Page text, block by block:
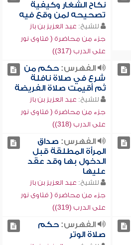
نكاح الشغار وكيفية
تصحيحه لمن وقع فيه
للشيخ: عبد العزيز بن باز
جزء من محاضرة ( فتاوى نور
على الدرب (317))
الفهرس:حكم من
شرع في صلاة نافلة
ثم أقيمت صلاة الفريضة
للشيخ: عبد العزيز بن باز
جزء من محاضرة ( فتاوى نور
على الدرب (318))
الفهرس: صداق
المرأة المطلقة قبل
الدخول بها وقد عقد
عليها
للشيخ: عبد العزيز بن باز
جزء من محاضرة ( فتاوى نور
على الدرب (319))
الفهرس:حكم
صلاة الوتر